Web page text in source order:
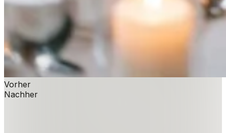
Vorher
Nachher